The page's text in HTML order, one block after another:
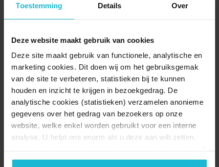
Toestemming Details Over
Deze website maakt gebruik van cookies
Deze site maakt gebruik van functionele, analytische en
marketing cookies. Dit doen wij om het gebruiksgemak
van de site te verbeteren, statistieken bij te kunnen
houden en inzicht te krijgen in bezoekgedrag. De
analytische cookies (statistieken) verzamelen anonieme
gegevens over het gedrag van bezoekers op onze
website, welke enkel worden gebruikt voor een interne
analyse. U helpt ons enorm als u deze aan wilt zetten.
geen commerciële doelstelling. U kunt deze cookies via